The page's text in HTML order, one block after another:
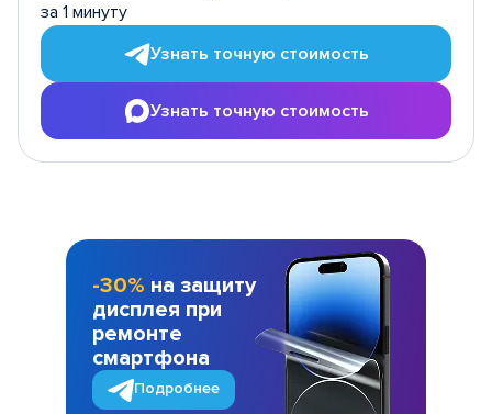
за 1 минуту
Узнать точную стоимость
Узнать точную стоимость
-30% на защиту
дисплея при
ремонте
смартфона
Подробнее